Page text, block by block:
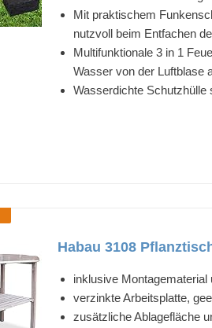
Mit praktischem
nutzvoll beim Entfachen
Multifunktionale 3 in 1
Wasser von der Luftblase
Wasserdichte Schutzhülle
Habau 3108
inklusive Montagematerial
verzinkte Arbeitsplatte,
zusätzliche Ablagefläche